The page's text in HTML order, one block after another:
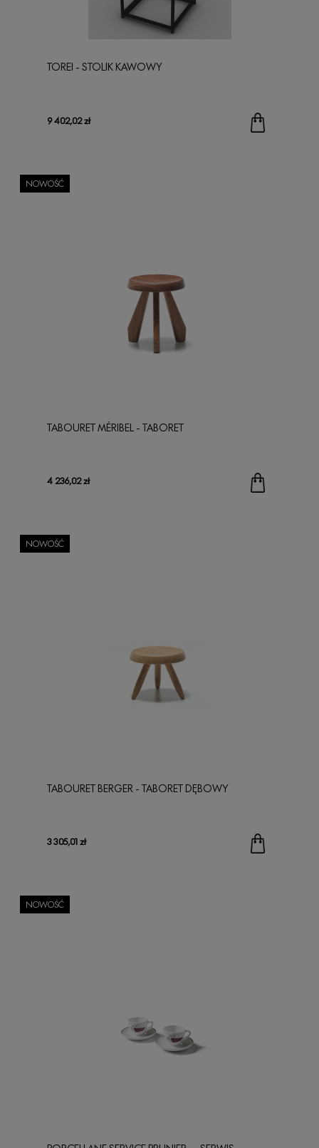
TOREI - STOLIK KAWOWY
9 402,02 zł
TABOURET MÉRIBEL - TABORET
4 236,02 zł
NOWOŚĆ
TABOURET BERGER - TABORET DĘBOWY
3 305,01 zł
NOWOŚĆ
NOWOŚĆ